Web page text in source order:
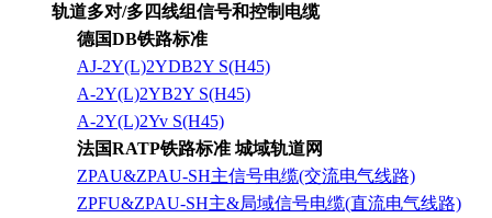
轨道多对/多四线组信号和控制电缆
德国DB铁路标准
AJ-2Y(L)2YDB2Y S(H45)
A-2Y(L)2YB2Y S(H45)
A-2Y(L)2Yv S(H45)
法国RATP铁路标准 城域轨道网
ZPAU&ZPAU-SH主信号电缆(交流电气线路)
ZPFU&ZPAU-SH主&局域信号电缆(直流电气线路)